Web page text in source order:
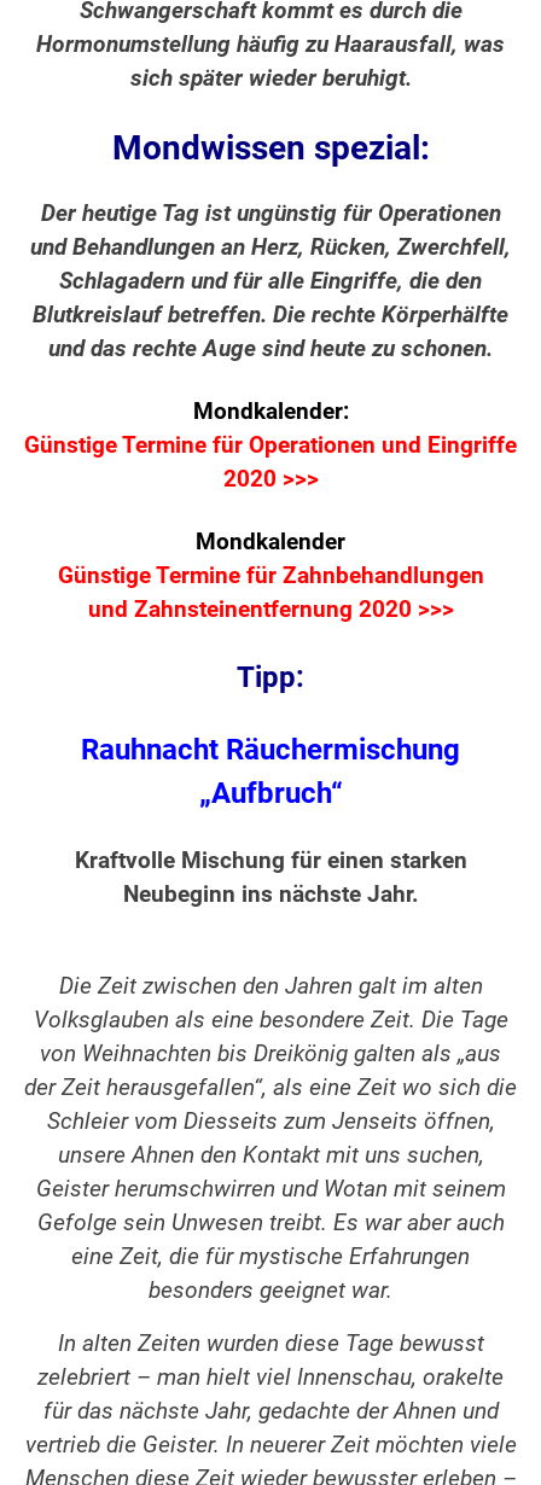
Schwangerschaft kommt es durch die
Hormonumstellung häufig zu Haarausfall, was
sich später wieder beruhigt.
Mondwissen spezial:
Der heutige Tag ist ungünstig für Operationen
und Behandlungen an Herz, Rücken, Zwerchfell,
Schlagadern und für alle Eingriffe, die den
Blutkreislauf betreffen. Die rechte Körperhälfte
und das rechte Auge sind heute zu schonen.
Mondkalender:
Günstige Termine für Operationen und Eingriffe
2020 >>>
Mondkalender
Günstige Termine für Zahnbehandlungen
und Zahnsteinentfernung 2020 >>>
Tipp:
Rauhnacht Räuchermischung
„Aufbruch“
Kraftvolle Mischung für einen starken
Neubeginn ins nächste Jahr.
Die Zeit zwischen den Jahren galt im alten
Volksglauben als eine besondere Zeit. Die Tage
von Weihnachten bis Dreikönig galten als „aus
der Zeit herausgefallen“, als eine Zeit wo sich die
Schleier vom Diesseits zum Jenseits öffnen,
unsere Ahnen den Kontakt mit uns suchen,
Geister herumschwirren und Wotan mit seinem
Gefolge sein Unwesen treibt. Es war aber auch
eine Zeit, die für mystische Erfahrungen
besonders geeignet war.
In alten Zeiten wurden diese Tage bewusst
zelebriert – man hielt viel Innenschau, orakelte
für das nächste Jahr, gedachte der Ahnen und
vertrieb die Geister. In neuerer Zeit möchten viele
Menschen diese Zeit wieder bewusster erleben –